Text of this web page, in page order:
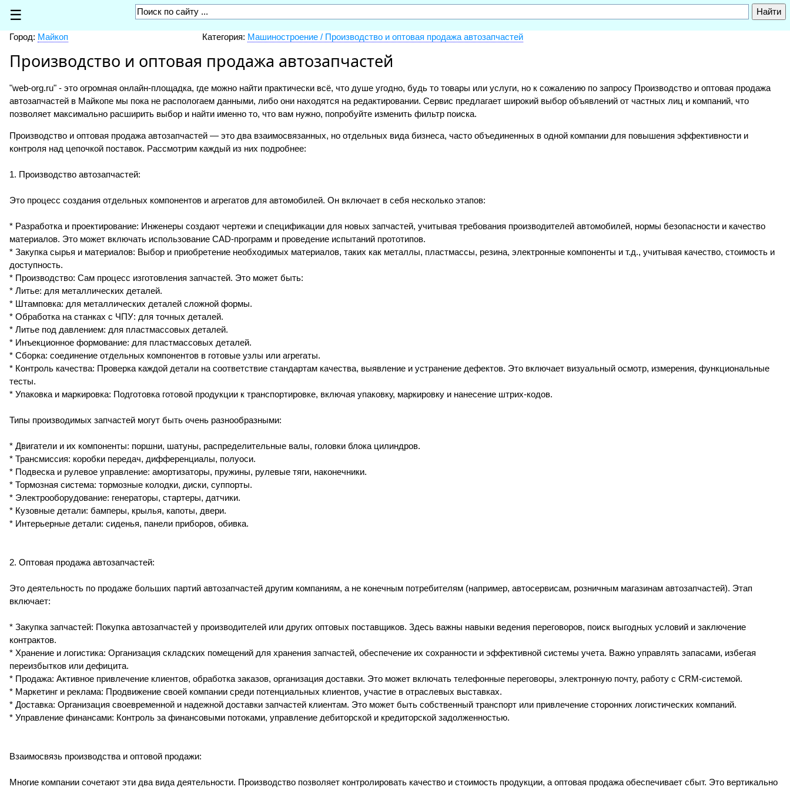
☰
Город: Майкоп Категория: Машиностроение / Производство и оптовая продажа автозапчастей
Производство и оптовая продажа автозапчастей
"web-org.ru" - это огромная онлайн-площадка, где можно найти практически всё, что душе угодно, будь то товары или услуги, но к сожалению по запросу Производство и оптовая продажа
автозапчастей в Майкопе мы пока не распологаем данными, либо они находятся на редактировании. Сервис предлагает широкий выбор объявлений от частных лиц и компаний, что
позволяет максимально расширить выбор и найти именно то, что вам нужно, попробуйте изменить фильтр поиска.
Производство и оптовая продажа автозапчастей — это два взаимосвязанных, но отдельных вида бизнеса, часто объединенных в одной компании для повышения эффективности и
контроля над цепочкой поставок. Рассмотрим каждый из них подробнее:
1. Производство автозапчастей:
Это процесс создания отдельных компонентов и агрегатов для автомобилей. Он включает в себя несколько этапов:
* Разработка и проектирование: Инженеры создают чертежи и спецификации для новых запчастей, учитывая требования производителей автомобилей, нормы безопасности и качество
материалов. Это может включать использование CAD-программ и проведение испытаний прототипов.
* Закупка сырья и материалов: Выбор и приобретение необходимых материалов, таких как металлы, пластмассы, резина, электронные компоненты и т.д., учитывая качество, стоимость и
доступность.
* Производство: Сам процесс изготовления запчастей. Это может быть:
* Литье: для металлических деталей.
* Штамповка: для металлических деталей сложной формы.
* Обработка на станках с ЧПУ: для точных деталей.
* Литье под давлением: для пластмассовых деталей.
* Инъекционное формование: для пластмассовых деталей.
* Сборка: соединение отдельных компонентов в готовые узлы или агрегаты.
* Контроль качества: Проверка каждой детали на соответствие стандартам качества, выявление и устранение дефектов. Это включает визуальный осмотр, измерения, функциональные
тесты.
* Упаковка и маркировка: Подготовка готовой продукции к транспортировке, включая упаковку, маркировку и нанесение штрих-кодов.
Типы производимых запчастей могут быть очень разнообразными:
* Двигатели и их компоненты: поршни, шатуны, распределительные валы, головки блока цилиндров.
* Трансмиссия: коробки передач, дифференциалы, полуоси.
* Подвеска и рулевое управление: амортизаторы, пружины, рулевые тяги, наконечники.
* Тормозная система: тормозные колодки, диски, суппорты.
* Электрооборудование: генераторы, стартеры, датчики.
* Кузовные детали: бамперы, крылья, капоты, двери.
* Интерьерные детали: сиденья, панели приборов, обивка.
2. Оптовая продажа автозапчастей:
Это деятельность по продаже больших партий автозапчастей другим компаниям, а не конечным потребителям (например, автосервисам, розничным магазинам автозапчастей). Этап
включает:
* Закупка запчастей: Покупка автозапчастей у производителей или других оптовых поставщиков. Здесь важны навыки ведения переговоров, поиск выгодных условий и заключение
контрактов.
* Хранение и логистика: Организация складских помещений для хранения запчастей, обеспечение их сохранности и эффективной системы учета. Важно управлять запасами, избегая
переизбытков или дефицита.
* Продажа: Активное привлечение клиентов, обработка заказов, организация доставки. Это может включать телефонные переговоры, электронную почту, работу с CRM-системой.
* Маркетинг и реклама: Продвижение своей компании среди потенциальных клиентов, участие в отраслевых выставках.
* Доставка: Организация своевременной и надежной доставки запчастей клиентам. Это может быть собственный транспорт или привлечение сторонних логистических компаний.
* Управление финансами: Контроль за финансовыми потоками, управление дебиторской и кредиторской задолженностью.
Взаимосвязь производства и оптовой продажи:
Многие компании сочетают эти два вида деятельности. Производство позволяет контролировать качество и стоимость продукции, а оптовая продажа обеспечивает сбыт. Это вертикально